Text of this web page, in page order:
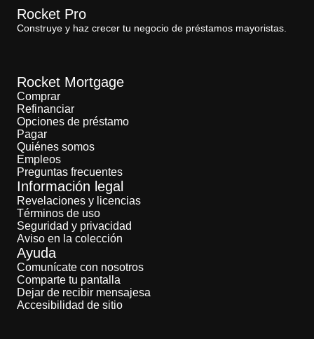
Rocket Pro
Construye y haz crecer tu negocio de préstamos mayoristas.
Rocket Mortgage
Comprar
Refinanciar
Opciones de préstamo
Pagar
Quiénes somos
Empleos
Preguntas frecuentes
Información legal
Revelaciones y licencias
Términos de uso
Seguridad y privacidad
Aviso en la colección
Ayuda
Comunícate con nosotros
Comparte tu pantalla
Dejar de recibir mensajesa
Accesibilidad de sitio